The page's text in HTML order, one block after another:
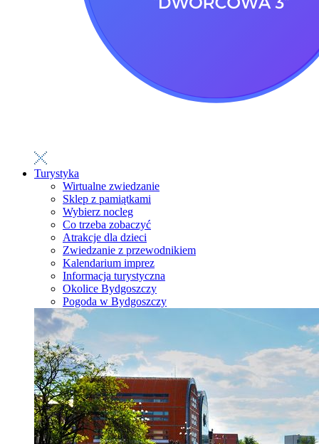
Turystyka
Wirtualne zwiedzanie
Sklep z pamiątkami
Wybierz nocleg
Co trzeba zobaczyć
Atrakcje dla dzieci
Zwiedzanie z przewodnikiem
Kalendarium imprez
Informacja turystyczna
Okolice Bydgoszczy
Pogoda w Bydgoszczy